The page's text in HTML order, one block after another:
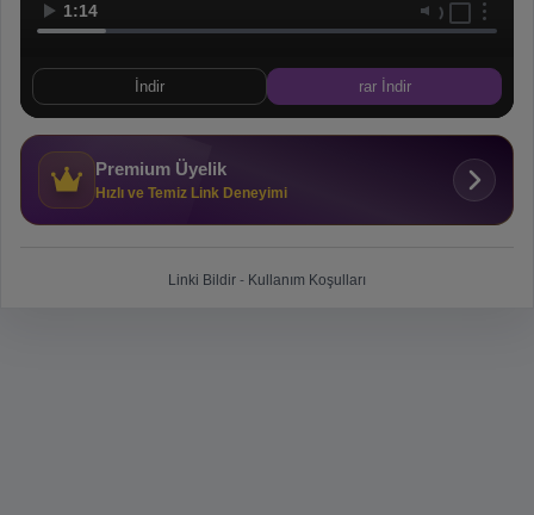
1:14
İndir rar İndir
Premium Üyelik
Hızlı ve Temiz Link Deneyimi
Linki Bildir - Kullanım Koşulları